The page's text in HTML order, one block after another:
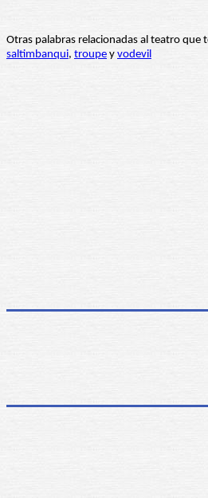
Otras palabras relacionadas al teatro que
saltimbanqui, troupe y vodevil